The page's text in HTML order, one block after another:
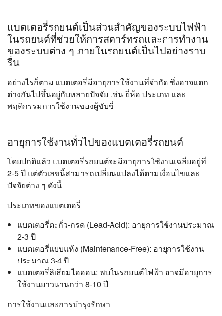
แบตเตอรี่รถยนต์เป็นส่วนสำคัญของระบบไฟฟ้า
ในรถยนต์ที่ช่วยให้การสตาร์ทรถและการทำงาน
ของระบบต่าง ๆ ภายในรถยนต์เป็นไปอย่างราบ
รื่น
อย่างไรก็ตาม แบตเตอรี่มีอายุการใช้งานที่จำกัด ซึ่งอาจแตก
ต่างกันไปขึ้นอยู่กับหลายปัจจัย เช่น ยี่ห้อ ประเภท และ
พฤติกรรมการใช้งานของผู้ขับขี่
อายุการใช้งานทั่วไปของแบตเตอรี่รถยนต์
โดยปกติแล้ว แบตเตอรี่รถยนต์จะมีอายุการใช้งานเฉลี่ยอยู่ที่
2-5 ปี แต่ตัวเลขนี้สามารถเปลี่ยนแปลงได้ตามเงื่อนไขและ
ปัจจัยต่าง ๆ ดังนี้
ประเภทของแบตเตอรี่
แบตเตอรี่ตะกั่ว-กรด (Lead-Acid): อายุการใช้งานประมาณ
2-3 ปี
แบตเตอรี่แบบแห้ง (Maintenance-Free): อายุการใช้งาน
ประมาณ 3-4 ปี
แบตเตอรี่ลิเธียมไอออน: พบในรถยนต์ไฟฟ้า อาจมีอายุการ
ใช้งานยาวนานกว่า 8-10 ปี
การใช้งานและการบำรุงรักษา